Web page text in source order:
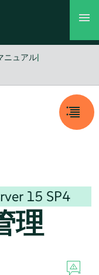
ニュアル|
15 SP4
理